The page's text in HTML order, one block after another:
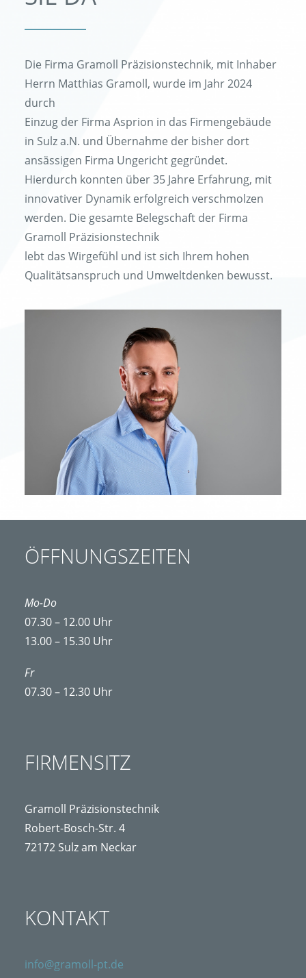
Die Firma Gramoll Präzisionstechnik, mit Inhaber
Herrn Matthias Gramoll, wurde im Jahr 2024
durch
Einzug der Firma Asprion in das Firmengebäude
in Sulz a.N. und Übernahme der bisher dort
ansässigen Firma Ungericht gegründet.
Hierdurch konnten über 35 Jahre Erfahrung, mit
innovativer Dynamik erfolgreich verschmolzen
werden. Die gesamte Belegschaft der Firma
Gramoll Präzisionstechnik
lebt das Wirgefühl und ist sich Ihrem hohen
Qualitätsanspruch und Umweltdenken bewusst.
ÖFFNUNGSZEITEN
Mo-Do
07.30 – 12.00 Uhr
13.00 – 15.30 Uhr
Fr
07.30 – 12.30 Uhr
FIRMENSITZ
Gramoll Präzisionstechnik
Robert-Bosch-Str. 4
72172 Sulz am Neckar
KONTAKT
info@gramoll-pt.de